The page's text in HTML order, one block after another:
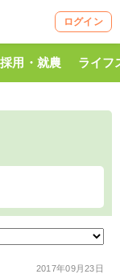
ログイン
採用・就農 ライフ
2017年09月23日